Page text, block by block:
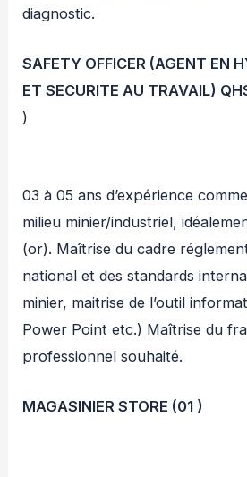
diagnostic.
SAFETY OFFICER (AGENT EN
ET SECURITE AU TRAVAIL)
)
03 à 05 ans d’expérience
milieu minier/industriel,
(or). Maîtrise du cadre
national et des standards
minier, maitrise de l’outil
Power Point etc.) Maîtrise du
professionnel souhaité.
MAGASINIER STORE (01 )